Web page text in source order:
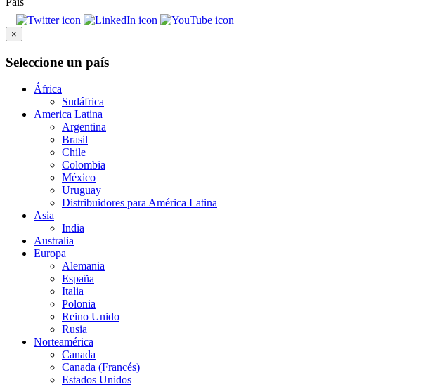
×
Seleccione un país
África
Sudáfrica
America Latina
Argentina
Brasil
Chile
Colombia
México
Uruguay
Distribuidores para América Latina
Asia
India
Australia
Europa
Alemania
España
Italia
Polonia
Reino Unido
Rusia
Norteamérica
Canada
Canada (Francés)
Estados Unidos